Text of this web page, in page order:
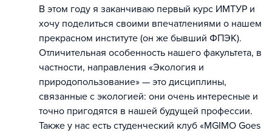
В этом году я заканчиваю первый курс ИМТУР и
хочу поделиться своими впечатлениями о нашем
прекрасном институте (он же бывший ФПЭК).
Отличительная особенность нашего факультета, в
частности, направления «Экология и
природопользование» — это дисциплины,
связанные с экологией: они очень интересные и
точно пригодятся в нашей будущей профессии.
Также у нас есть студенческий клуб «MGIMO Goes